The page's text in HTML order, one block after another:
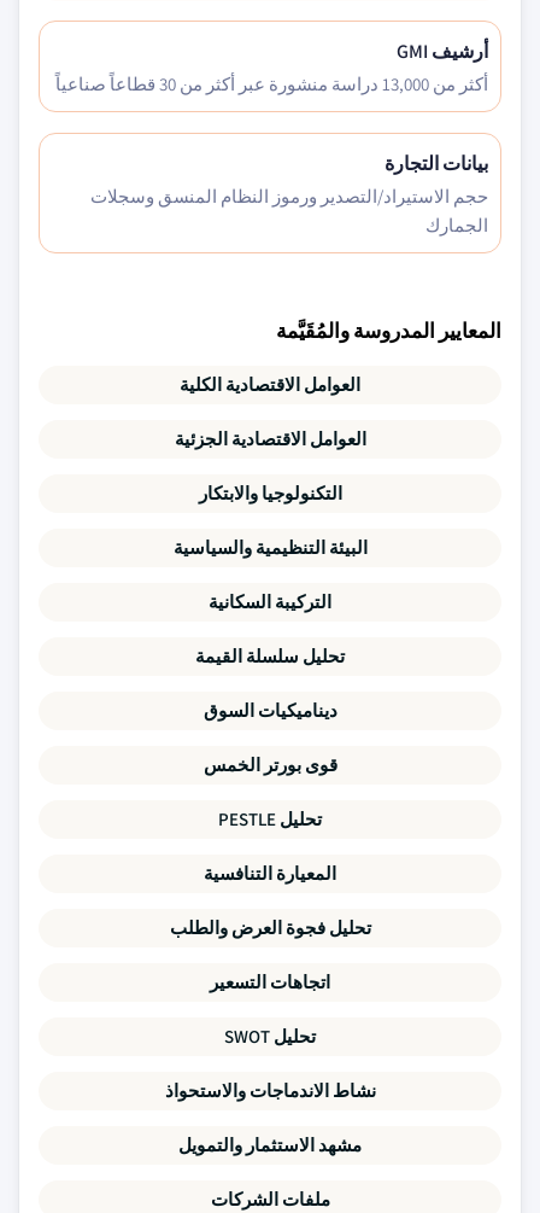
أرشيف GMI
أكثر من 13,000 دراسة منشورة عبر أكثر من 30 قطاعاً صناعياً
بيانات التجارة
حجم الاستيراد/التصدير ورموز النظام المنسق وسجلات
الجمارك
المعايير المدروسة والمُقَيَّمة
العوامل الاقتصادية الكلية
العوامل الاقتصادية الجزئية
التكنولوجيا والابتكار
البيئة التنظيمية والسياسية
التركيبة السكانية
تحليل سلسلة القيمة
ديناميكيات السوق
قوى بورتر الخمس
تحليل PESTLE
المعيارة التنافسية
تحليل فجوة العرض والطلب
اتجاهات التسعير
تحليل SWOT
نشاط الاندماجات والاستحواذ
مشهد الاستثمار والتمويل
ملفات الشركات